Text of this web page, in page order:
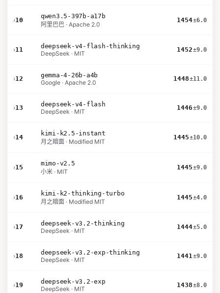
›10
qwen3.5-397b-a17b
阿里巴巴 · Apache 2.0
1454±6.0
›11
deepseek-v4-flash-thinking
DeepSeek · MIT
1452±9.0
›12
gemma-4-26b-a4b
Google · Apache 2.0
1448±11.0
›13
deepseek-v4-flash
DeepSeek · MIT
1446±9.0
›14
kimi-k2.5-instant
月之暗面 · Modified MIT
1445±10.0
›15
mimo-v2.5
小米 · MIT
1445±9.0
›16
kimi-k2-thinking-turbo
月之暗面 · Modified MIT
1445±4.0
›17
deepseek-v3.2-thinking
DeepSeek · MIT
1444±5.0
›18
deepseek-v3.2-exp-thinking
DeepSeek · MIT
1441±9.0
›19
deepseek-v3.2-exp
DeepSeek · MIT
1438±8.0